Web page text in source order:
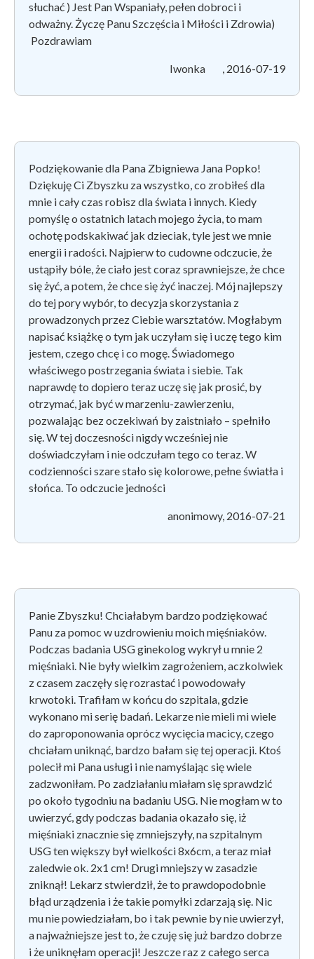
słuchać ) Jest Pan Wspaniały, pełen dobroci i
odważny. Życzę Panu Szczęścia i Miłości i Zdrowia)
Pozdrawiam
Iwonka , 2016-07-19
Podziękowanie dla Pana Zbigniewa Jana Popko!
Dziękuję Ci Zbyszku za wszystko, co zrobiłeś dla
mnie i cały czas robisz dla świata i innych. Kiedy
pomyślę o ostatnich latach mojego życia, to mam
ochotę podskakiwać jak dzieciak, tyle jest we mnie
energii i radości. Najpierw to cudowne odczucie, że
ustąpiły bóle, że ciało jest coraz sprawniejsze, że chce
się żyć, a potem, że chce się żyć inaczej. Mój najlepszy
do tej pory wybór, to decyzja skorzystania z
prowadzonych przez Ciebie warsztatów. Mogłabym
napisać książkę o tym jak uczyłam się i uczę tego kim
jestem, czego chcę i co mogę. Świadomego
właściwego postrzegania świata i siebie. Tak
naprawdę to dopiero teraz uczę się jak prosić, by
otrzymać, jak być w marzeniu-zawierzeniu,
pozwalając bez oczekiwań by zaistniało – spełniło
się. W tej doczesności nigdy wcześniej nie
doświadczyłam i nie odczułam tego co teraz. W
codzienności szare stało się kolorowe, pełne światła i
słońca. To odczucie jedności
anonimowy, 2016-07-21
Panie Zbyszku! Chciałabym bardzo podziękować
Panu za pomoc w uzdrowieniu moich mięśniaków.
Podczas badania USG ginekolog wykrył u mnie 2
mięśniaki. Nie były wielkim zagrożeniem, aczkolwiek
z czasem zaczęły się rozrastać i powodowały
krwotoki. Trafiłam w końcu do szpitala, gdzie
wykonano mi serię badań. Lekarze nie mieli mi wiele
do zaproponowania oprócz wycięcia macicy, czego
chciałam uniknąć, bardzo bałam się tej operacji. Ktoś
polecił mi Pana usługi i nie namyślając się wiele
zadzwoniłam. Po zadziałaniu miałam się sprawdzić
po około tygodniu na badaniu USG. Nie mogłam w to
uwierzyć, gdy podczas badania okazało się, iż
mięśniaki znacznie się zmniejszyły, na szpitalnym
USG ten większy był wielkości 8x6cm, a teraz miał
zaledwie ok. 2x1 cm! Drugi mniejszy w zasadzie
zniknął! Lekarz stwierdził, że to prawdopodobnie
błąd urządzenia i że takie pomyłki zdarzają się. Nic
mu nie powiedziałam, bo i tak pewnie by nie uwierzył,
a najważniejsze jest to, że czuję się już bardzo dobrze
i że uniknęłam operacji! Jeszcze raz z całego serca